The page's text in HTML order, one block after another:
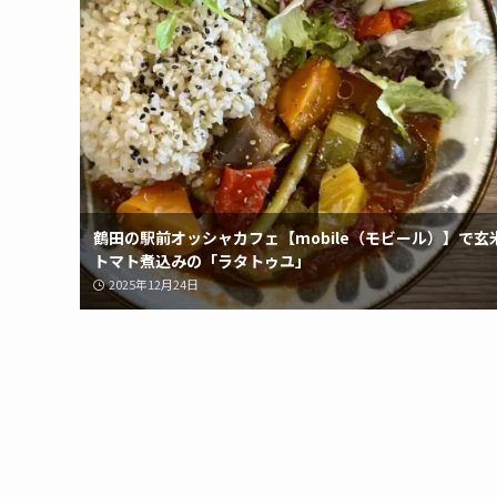
鶴田の駅前オッシャカフェ【mobile（モビール）】で玄
トマト煮込みの「ラタトゥユ」
2025年12月24日